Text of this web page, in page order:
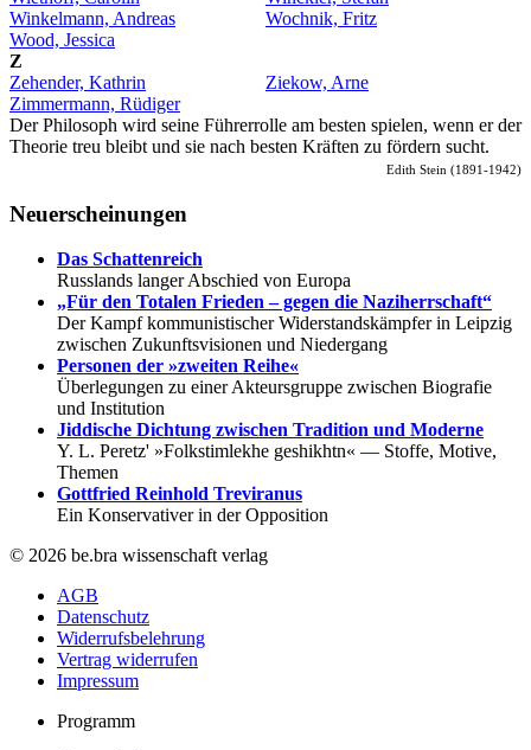
Winkelmann, Andreas
Wochnik, Fritz
Wood, Jessica
Z
Zehender, Kathrin
Ziekow, Arne
Zimmermann, Rüdiger
Der Philosoph wird seine Führerrolle am besten spielen, wenn er der
Theorie treu bleibt und sie nach besten Kräften zu fördern sucht.
Edith Stein (1891-1942)
Neuerscheinungen
Das Schattenreich
Russlands langer Abschied von Europa
„Für den Totalen Frieden – gegen die Naziherrschaft“
Der Kampf kommunistischer Widerstandskämpfer in Leipzig
zwischen Zukunftsvisionen und Niedergang
Personen der »zweiten Reihe«
Überlegungen zu einer Akteursgruppe zwischen Biografie
und Institution
Jiddische Dichtung zwischen Tradition und Moderne
Y. L. Peretz' »Folkstimlekhe geshikhtn« — Stoffe, Motive,
Themen
Gottfried Reinhold Treviranus
Ein Konservativer in der Opposition
© 2026 be.bra wissenschaft verlag
AGB
Datenschutz
Widerrufsbelehrung
Vertrag widerrufen
Impressum
Programm